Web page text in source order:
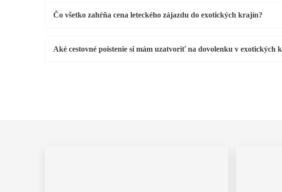
Čo všetko zahŕňa cena leteckého zájazdu do exotických krajín?
Aké cestovné poistenie si mám uzatvoriť na dovolenku v exotických